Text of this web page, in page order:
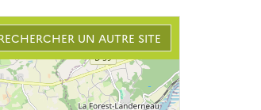
UN AUTRE SITE